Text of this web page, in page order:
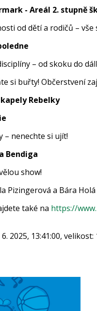
- Areál 2. stupně
od dětí a rodičů –
– od skoku do
si buřty! Občerstvení
Rebelky
– nenechte si ujít!
Bendiga
show!
Pizingerová a Bára
také na https://
2025, 13:41:00, velikost: